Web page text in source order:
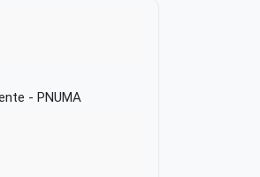
- PNUMA